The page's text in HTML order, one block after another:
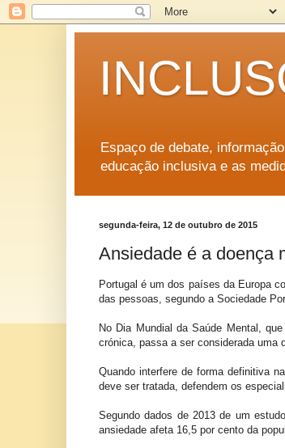
Espaço de debate,
educação inclusiva e as
segunda-feira, 12 de outubro de 2015
Ansiedade é a doença
Portugal é um dos países da Europa
das pessoas, segundo a Sociedade
No Dia Mundial da Saúde Mental,
crónica, passa a ser considerada uma
Quando interfere de forma definitiva
deve ser tratada, defendem os
Segundo dados de 2013 de um
ansiedade afeta 16,5 por cento da